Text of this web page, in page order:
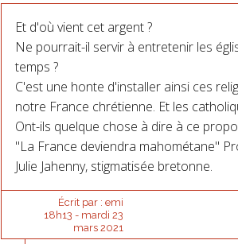
Et d'où vient cet argent ?
Ne pourrait-il servir à entretenir les
temps ?
C'est une honte d'installer ainsi ces
notre France chrétienne. Et les
Ont-ils quelque chose à dire à ce
"La France deviendra mahométane"
Julie Jahenny, stigmatisée bretonne.
Écrit par : emi
18h13 - mardi 23
mars 2021